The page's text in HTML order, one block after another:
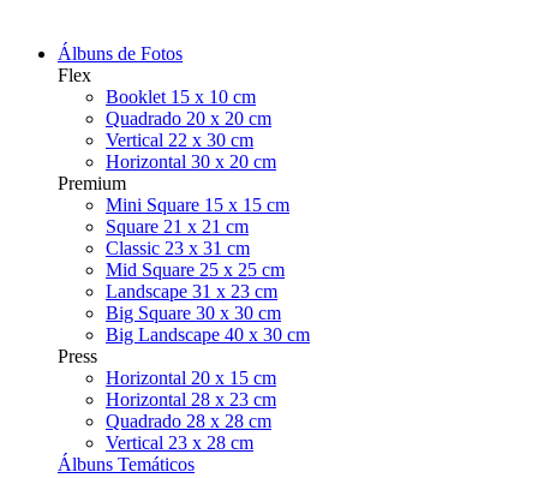
Álbuns de Fotos
Flex
Booklet 15 x 10 cm
Quadrado 20 x 20 cm
Vertical 22 x 30 cm
Horizontal 30 x 20 cm
Premium
Mini Square 15 x 15 cm
Square 21 x 21 cm
Classic 23 x 31 cm
Mid Square 25 x 25 cm
Landscape 31 x 23 cm
Big Square 30 x 30 cm
Big Landscape 40 x 30 cm
Press
Horizontal 20 x 15 cm
Horizontal 28 x 23 cm
Quadrado 28 x 28 cm
Vertical 23 x 28 cm
Álbuns Temáticos